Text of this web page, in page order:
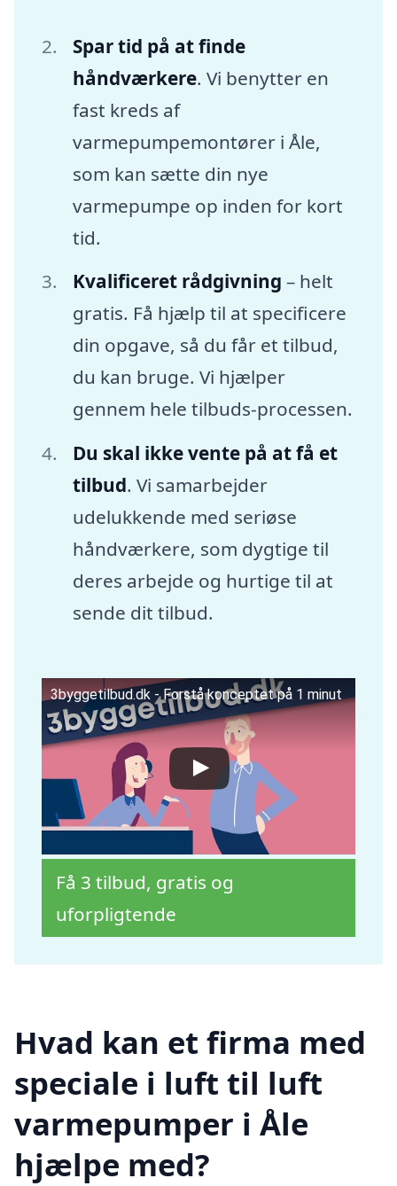
Spar tid på at finde
håndværkere. Vi benytter en
fast kreds af
varmepumpemontører i Åle,
som kan sætte din nye
varmepumpe op inden for kort
tid.
Kvalificeret rådgivning – helt
gratis. Få hjælp til at specificere
din opgave, så du får et tilbud,
du kan bruge. Vi hjælper
gennem hele tilbuds-processen.
Du skal ikke vente på at få et
tilbud. Vi samarbejder
udelukkende med seriøse
håndværkere, som dygtige til
deres arbejde og hurtige til at
sende dit tilbud.
3byggetilbud.dk - Forstå konceptet på 1 minut
Få 3 tilbud, gratis og
uforpligtende
Hvad kan et firma med
speciale i luft til luft
varmepumper i Åle
hjælpe med?